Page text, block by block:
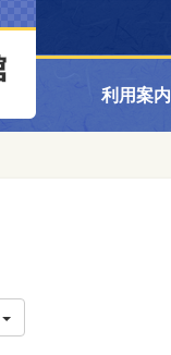
利用案内